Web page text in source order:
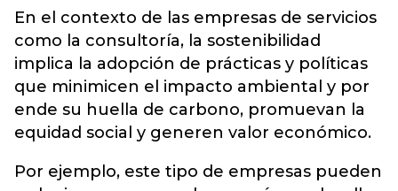
En el contexto de las empresas de servicios
como la consultoría, la sostenibilidad
implica la adopción de prácticas y políticas
que minimicen el impacto ambiental y por
ende su huella de carbono, promuevan la
equidad social y generen valor económico.
Por ejemplo, este tipo de empresas pueden